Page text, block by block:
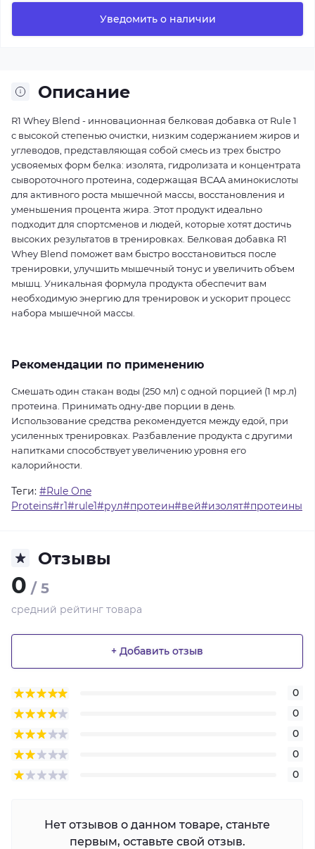
Уведомить о наличии
Описание
R1 Whey Blend - инновационная белковая добавка от Rule 1
с высокой степенью очистки, низким содержанием жиров и
углеводов, представляющая собой смесь из трех быстро
усвояемых форм белка: изолята, гидролизата и концентрата
сывороточного протеина, содержащая BCAA аминокислоты
для активного роста мышечной массы, восстановления и
уменьшения процента жира. Этот продукт идеально
подходит для спортсменов и людей, которые хотят достичь
высоких результатов в тренировках. Белковая добавка R1
Whey Blend поможет вам быстро восстановиться после
тренировки, улучшить мышечный тонус и увеличить объем
мышц. Уникальная формула продукта обеспечит вам
необходимую энергию для тренировок и ускорит процесс
набора мышечной массы.
Рекомендации по применению
Смешать один стакан воды (250 мл) с одной порцией (1 мр.л)
протеина. Принимать одну-две порции в день.
Использование средства рекомендуется между едой, при
усиленных тренировках. Разбавление продукта с другими
напитками способствует увеличению уровня его
калорийности.
Теги: #Rule One
Proteins#r1#rule1#рул#протеин#вей#изолят#протеины
Отзывы
0 / 5
средний рейтинг товара
+ Добавить отзыв
0
0
0
0
0
Нет отзывов о данном товаре, станьте
первым, оставьте свой отзыв.